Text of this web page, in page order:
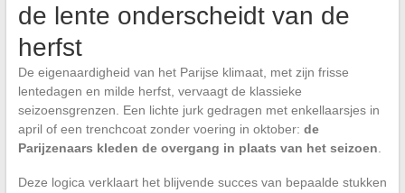
de lente onderscheidt van de
herfst
De eigenaardigheid van het Parijse klimaat, met zijn frisse
lentedagen en milde herfst, vervaagt de klassieke
seizoensgrenzen. Een lichte jurk gedragen met enkellaarsjes in
april of een trenchcoat zonder voering in oktober: de
Parijzenaars kleden de overgang in plaats van het seizoen.
Deze logica verklaart het blijvende succes van bepaalde stukken